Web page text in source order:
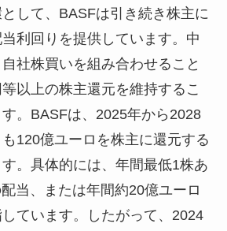
して、BASFは引き続き株主に
利回りを提供しています。中
社株買いを組み合わせること
以上の株主還元を維持するこ
。BASFは、2025年から2028
120億ユーロを株主に還元する
。具体的には、年間最低1株あ
当、または年間約20億ユーロ
ています。したがって、2024